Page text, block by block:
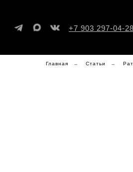
+7 903 297-04-28
Главная → Статьи →